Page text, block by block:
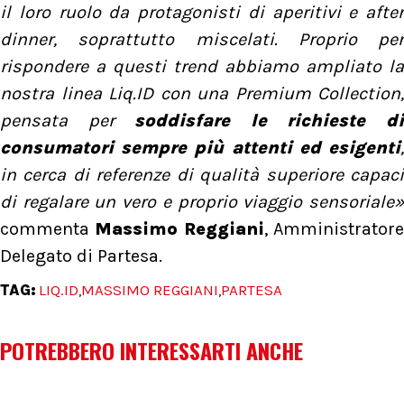
il loro ruolo da protagonisti di aperitivi e after
dinner, soprattutto miscelati. Proprio per
rispondere a questi trend abbiamo ampliato la
nostra linea Liq.ID con una Premium Collection,
pensata per soddisfare le richieste di
consumatori sempre più attenti ed esigenti,
in cerca di referenze di qualità superiore capaci
di regalare un vero e proprio viaggio sensoriale»
commenta Massimo Reggiani, Amministratore
Delegato di Partesa.
TAG: LIQ.ID,MASSIMO REGGIANI,PARTESA
POTREBBERO INTERESSARTI ANCHE